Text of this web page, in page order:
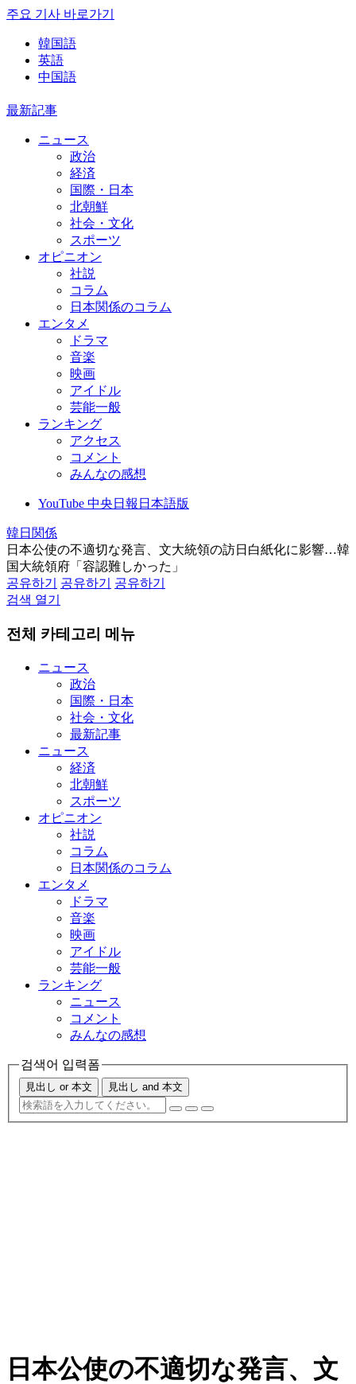
주요 기사 바로가기
韓国語
英語
中国語
最新記事
ニュース
政治
経済
国際・日本
北朝鮮
社会・文化
スポーツ
オピニオン
社説
コラム
日本関係のコラム
エンタメ
ドラマ
音楽
映画
アイドル
芸能一般
ランキング
アクセス
コメント
みんなの感想
YouTube 中央日報日本語版
韓日関係
日本公使の不適切な発言、文大統領の訪日白紙化に影響…韓
国大統領府「容認難しかった」
공유하기
공유하기
공유하기
검색 열기
전체 카테고리 메뉴
ニュース
政治
国際・日本
社会・文化
最新記事
ニュース
経済
北朝鮮
スポーツ
オピニオン
社説
コラム
日本関係のコラム
エンタメ
ドラマ
音楽
映画
アイドル
芸能一般
ランキング
ニュース
コメント
みんなの感想
검색어 입력폼
見出し or 本文 見出し and 本文
日本公使の不適切な発言、文